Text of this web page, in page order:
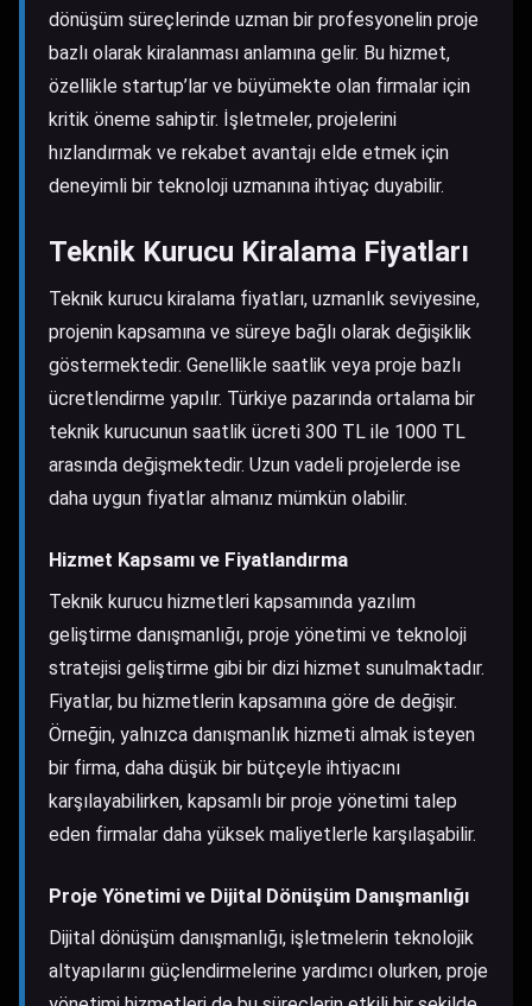
dönüşüm süreçlerinde uzman bir profesyonelin proje
bazlı olarak kiralanması anlamına gelir. Bu hizmet,
özellikle startup’lar ve büyümekte olan firmalar için
kritik öneme sahiptir. İşletmeler, projelerini
hızlandırmak ve rekabet avantajı elde etmek için
deneyimli bir teknoloji uzmanına ihtiyaç duyabilir.
Teknik Kurucu Kiralama Fiyatları
Teknik kurucu kiralama fiyatları, uzmanlık seviyesine,
projenin kapsamına ve süreye bağlı olarak değişiklik
göstermektedir. Genellikle saatlik veya proje bazlı
ücretlendirme yapılır. Türkiye pazarında ortalama bir
teknik kurucunun saatlik ücreti 300 TL ile 1000 TL
arasında değişmektedir. Uzun vadeli projelerde ise
daha uygun fiyatlar almanız mümkün olabilir.
Hizmet Kapsamı ve Fiyatlandırma
Teknik kurucu hizmetleri kapsamında yazılım
geliştirme danışmanlığı, proje yönetimi ve teknoloji
stratejisi geliştirme gibi bir dizi hizmet sunulmaktadır.
Fiyatlar, bu hizmetlerin kapsamına göre de değişir.
Örneğin, yalnızca danışmanlık hizmeti almak isteyen
bir firma, daha düşük bir bütçeyle ihtiyacını
karşılayabilirken, kapsamlı bir proje yönetimi talep
eden firmalar daha yüksek maliyetlerle karşılaşabilir.
Proje Yönetimi ve Dijital Dönüşüm Danışmanlığı
Dijital dönüşüm danışmanlığı, işletmelerin teknolojik
altyapılarını güçlendirmelerine yardımcı olurken, proje